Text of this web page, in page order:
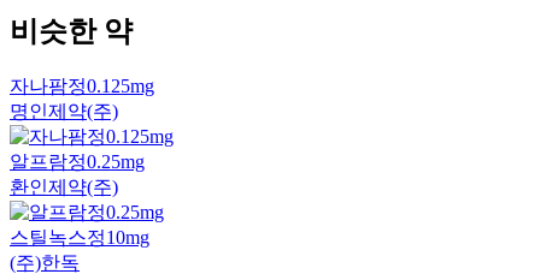
비슷한 약
자나팜정0.125mg
명인제약(주)
알프람정0.25mg
환인제약(주)
스틸녹스정10mg
(주)한독